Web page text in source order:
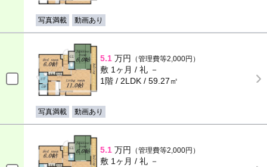
写真満載 動画あり
5.1 万円 （管理費等2,000円）
敷 1ヶ月 / 礼 －
1階 / 2LDK / 59.27㎡
写真満載 動画あり
5.1 万円 （管理費等2,000円）
敷 1ヶ月 / 礼 －